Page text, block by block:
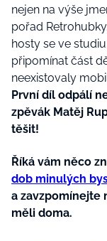
nejen na výše
pořad
hosty se ve
připomínat část
neexistovaly
První díl odpálí
zpěvák Matěj
těšit!
Říká vám něco
dob minulých
a zavzpomínejte
měli doma.